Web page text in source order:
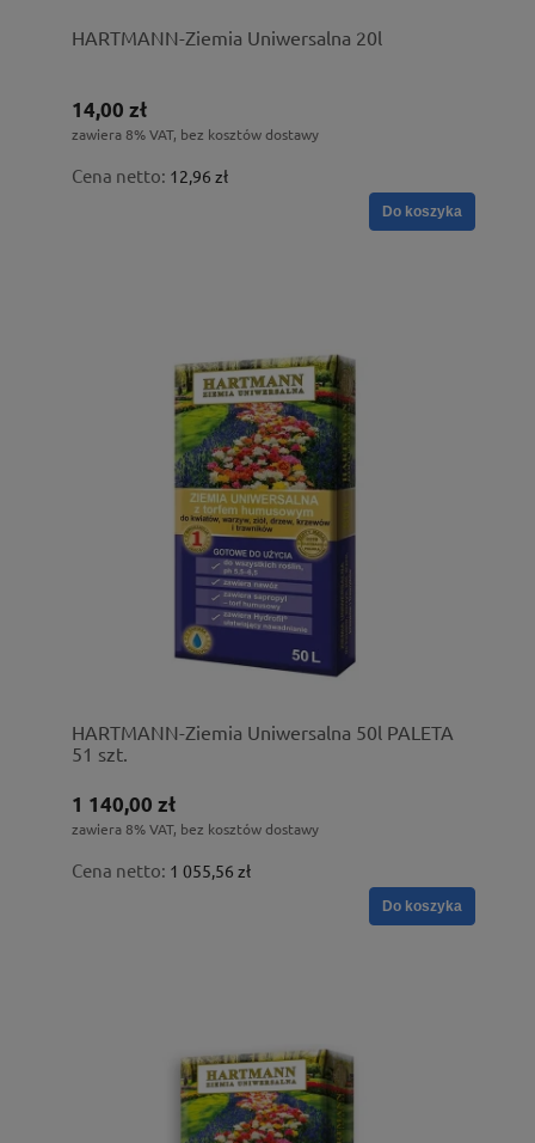
HARTMANN-Ziemia Uniwersalna 20l
14,00 zł
zawiera 8% VAT, bez kosztów dostawy
Cena netto: 12,96 zł
Do koszyka
HARTMANN-Ziemia Uniwersalna 50l PALETA
51 szt.
1 140,00 zł
zawiera 8% VAT, bez kosztów dostawy
Cena netto: 1 055,56 zł
Do koszyka